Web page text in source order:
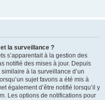
la surveillance ?
s’apparentait à la gestion des
notifié des mises à jour. Depuis
à la surveillance d’un
sujet favoris a été mis à
également d’être notifié lorsqu’il y
Les options de notifications pour